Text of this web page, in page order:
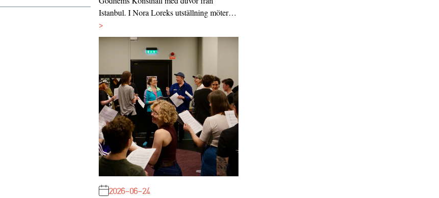
Istanbul. I Nora Loreks utställning möter…
>
2026-06-24